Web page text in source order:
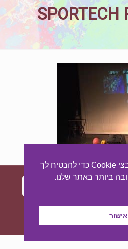
SPORTECH
מאסטר סייט - יצירת נוכחות
באינטרנט
אתר זה משתמש בקובצי Cookie כדי להבטיח לך
ביותר באתר שלנו.
אישור